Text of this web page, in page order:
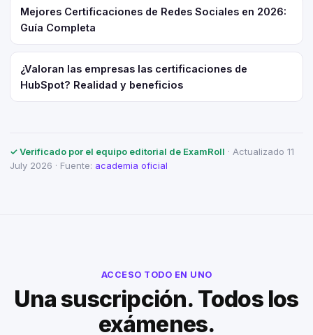
Mejores Certificaciones de Redes Sociales en 2026:
Guía Completa
¿Valoran las empresas las certificaciones de
HubSpot? Realidad y beneficios
✓ Verificado por el equipo editorial de ExamRoll · Actualizado 11
July 2026 · Fuente: academia oficial
ACCESO TODO EN UNO
Una suscripción. Todos los
exámenes.